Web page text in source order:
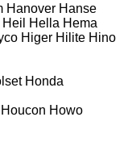
Hanover Hanse
Heil Hella Hema
Higer Hilite Hino
Honda
Houcon Howo